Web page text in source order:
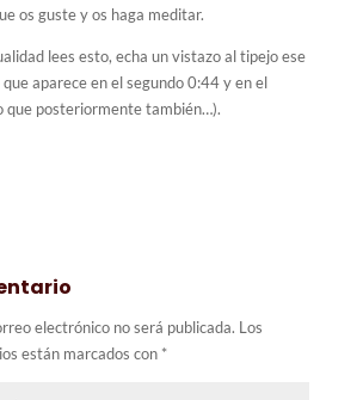
os guste y os haga meditar.
lees esto, echa un vistazo al tipejo ese
aparece en el segundo 0:44 y en el
que posteriormente también…).
electrónico no será publicada. Los
están marcados con *